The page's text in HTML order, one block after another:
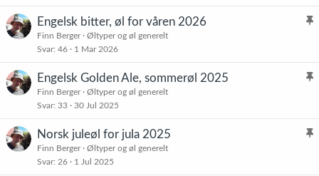
tK
t
Engelsk bitter, øl for våren 2026
Finn Berger
Øltyper og øl generelt
Svar 46 1 Mar 2026
K
t
Engelsk Golden Ale, sommerøl 2025
Finn Berger
Øltyper og øl generelt
Svar 33 30 Jul 2025
K
Norsk juleøl for jula 2025
Finn Berger
Øltyper og øl generelt
Svar 26 1 Jul 2025